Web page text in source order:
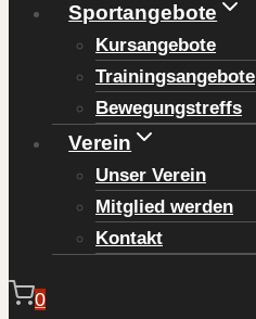
Sportangebote
Kursangebote
Trainingsangebote
Bewegungstreffs
Verein
Unser Verein
Mitglied werden
Kontakt
0